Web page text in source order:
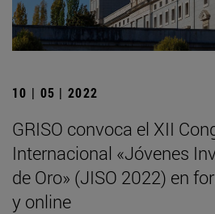
10 | 05 | 2022
GRISO convoca el XII
Internacional «Jóvenes
de Oro» (JISO 2022) en
y online